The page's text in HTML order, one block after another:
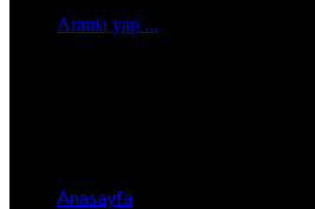
Arama yap ...
Anasayfa